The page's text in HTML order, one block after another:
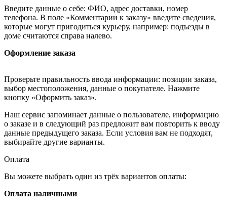
Введите данные о себе: ФИО, адрес доставки, номер
телефона. В поле «Комментарии к заказу» введите сведения,
которые могут пригодиться курьеру, например: подъезды в
доме считаются справа налево.
Оформление заказа
Проверьте правильность ввода информации: позиции заказа,
выбор местоположения, данные о покупателе. Нажмите
кнопку «Оформить заказ».
Наш сервис запоминает данные о пользователе, информацию
о заказе и в следующий раз предложит вам повторить к вводу
данные предыдущего заказа. Если условия вам не подходят,
выбирайте другие варианты.
Оплата
Вы можете выбрать один из трёх вариантов оплаты:
Оплата наличными